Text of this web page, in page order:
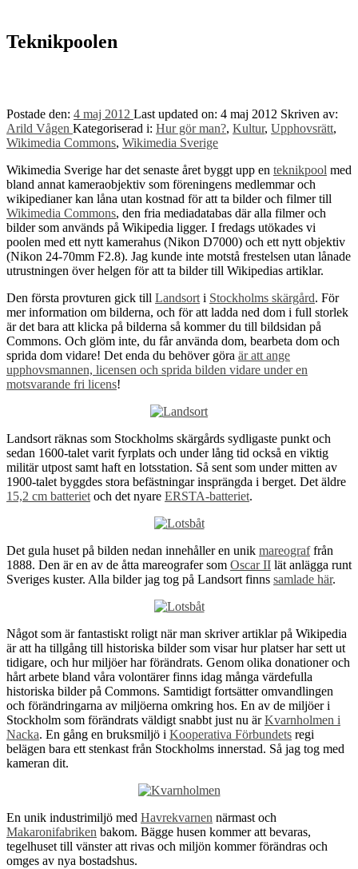
↑
Teknikpoolen
Postade den: 4 maj 2012 Last updated on: 4 maj 2012 Skriven av:
Arild Vågen Kategoriserad i: Hur gör man?, Kultur, Upphovsrätt,
Wikimedia Commons, Wikimedia Sverige
Wikimedia Sverige har det senaste året byggt upp en teknikpool med
bland annat kameraobjektiv som föreningens medlemmar och
wikipedianer kan låna utan kostnad för att ta bilder och filmer till
Wikimedia Commons, den fria mediadatabas där alla filmer och
bilder som används på Wikipedia ligger. I fredags utökades vi
poolen med ett nytt kamerahus (Nikon D7000) och ett nytt objektiv
(Nikon 24-70mm F2.8). Jag kunde inte motstå frestelsen utan lånade
utrustningen över helgen för att ta bilder till Wikipedias artiklar.
Den första provturen gick till Landsort i Stockholms skärgård. För
mer information om bilderna, och för att ladda ned dom i full storlek
är det bara att klicka på bilderna så kommer du till bildsidan på
Commons. Och glöm inte, du får använda dom, bearbeta dom och
sprida dom vidare! Det enda du behöver göra är att ange
upphovsmannen, licensen och sprida bilden vidare under en
motsvarande fri licens!
Landsort räknas som Stockholms skärgårds sydligaste punkt och
sedan 1600-talet varit fyrplats och under lång tid också en viktig
militär utpost samt haft en lotsstation. Så sent som under mitten av
1900-talet byggdes stora befästningar insprängda i berget. Det äldre
15,2 cm batteriet och det nyare ERSTA-batteriet.
Det gula huset på bilden nedan innehåller en unik mareograffrån
1888. Den är en av de åtta mareografer som Oscar II lät anlägga runt
Sveriges kuster. Alla bilder jag tog på Landsort finns samlade här.
Något som är fantastiskt roligt när man skriver artiklar på Wikipedia
är att ha tillgång till historiska bilder som visar hur platser har sett ut
tidigare, och hur miljöer har förändrats. Genom olika donationer och
hårt arbete bland våra volontärer finns idag många värdefulla
historiska bilder på Commons. Samtidigt fortsätter omvandlingen
och förändringarna av miljöerna omkring hos. En av de miljöer i
Stockholm som förändrats väldigt snabbt just nu ärKvarnholmen i
Nacka. En gång en bruksmiljö i Kooperativa Förbundets regi
belägen bara ett stenkast från Stockholms innerstad. Så jag tog med
kameran dit.
En unik industrimiljö med Havrekvarnen närmast och
Makaronifabriken bakom. Bägge husen kommer att bevaras,
tegelhuset till vänster att rivas och miljön kommer förändras och
omges av nya bostadshus.